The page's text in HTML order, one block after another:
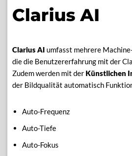
Clarius AI
Clarius AI umfasst mehrere
die die Benutzererfahrung mit der
Zudem werden mit derKünstlichen
der Bildqualität automatisch
Auto-Frequenz
Auto-Tiefe
Auto-Fokus